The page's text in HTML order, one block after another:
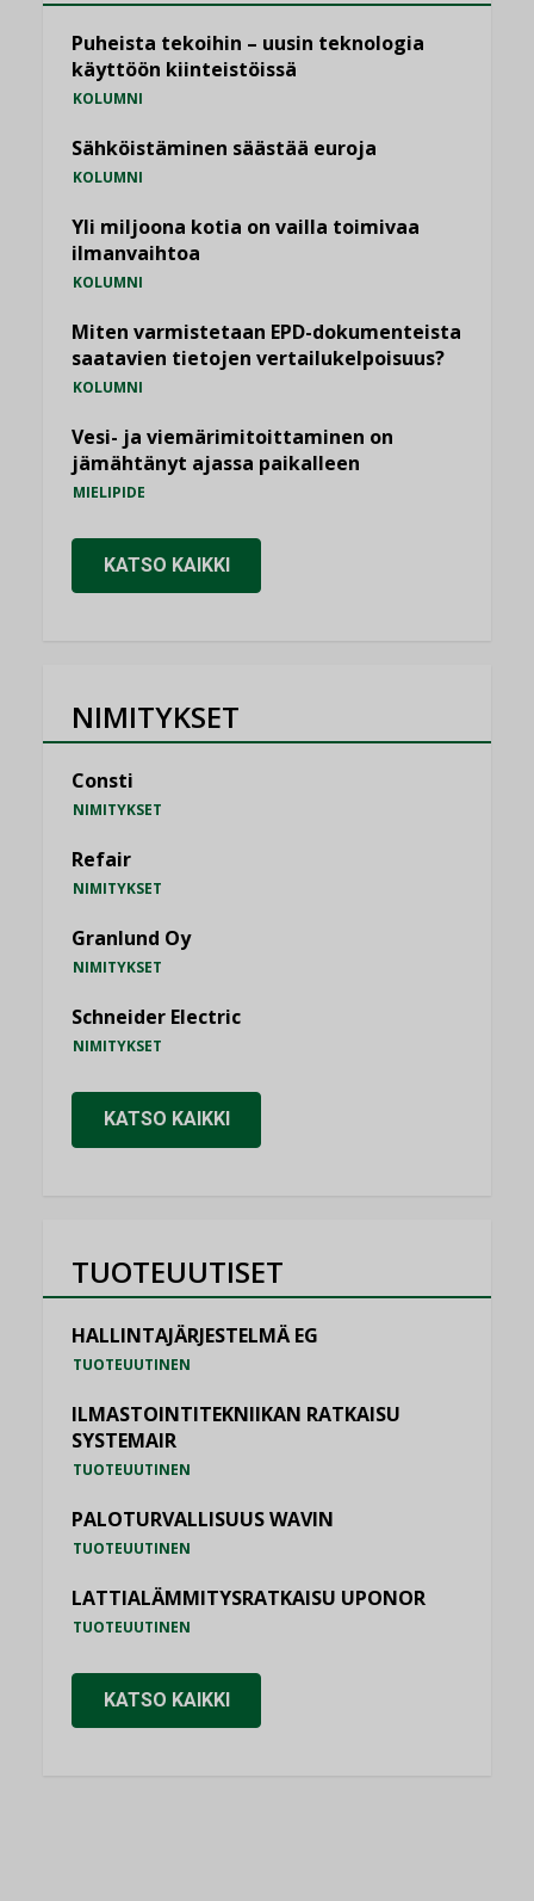
Puheista tekoihin – uusin teknologia
käyttöön kiinteistöissä
KOLUMNI
Sähköistäminen säästää euroja
KOLUMNI
Yli miljoona kotia on vailla toimivaa
ilmanvaihtoa
KOLUMNI
Miten varmistetaan EPD-dokumenteista
saatavien tietojen vertailukelpoisuus?
KOLUMNI
Vesi- ja viemärimitoittaminen on
jämähtänyt ajassa paikalleen
MIELIPIDE
KATSO KAIKKI
NIMITYKSET
Consti
NIMITYKSET
Refair
NIMITYKSET
Granlund Oy
NIMITYKSET
Schneider Electric
NIMITYKSET
KATSO KAIKKI
TUOTEUUTISET
HALLINTAJÄRJESTELMÄ EG
TUOTEUUTINEN
ILMASTOINTITEKNIIKAN RATKAISU
SYSTEMAIR
TUOTEUUTINEN
PALOTURVALLISUUS WAVIN
TUOTEUUTINEN
LATTIALÄMMITYSRATKAISU UPONOR
TUOTEUUTINEN
KATSO KAIKKI